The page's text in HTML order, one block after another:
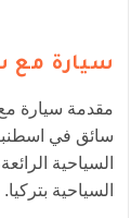
سيارة مع
مقدمة سيارة
سائق في
السياحية
السياحية